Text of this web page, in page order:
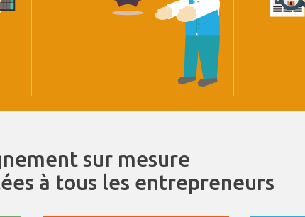
sur mesure
à tous les entrepreneurs